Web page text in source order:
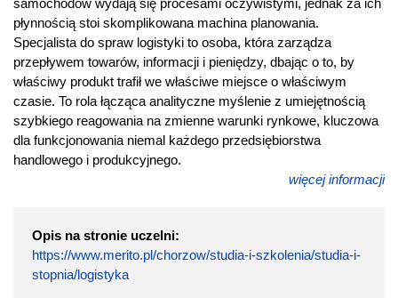
samochodów wydają się procesami oczywistymi, jednak za ich
płynnością stoi skomplikowana machina planowania.
Specjalista do spraw logistyki to osoba, która zarządza
przepływem towarów, informacji i pieniędzy, dbając o to, by
właściwy produkt trafił we właściwe miejsce o właściwym
czasie. To rola łącząca analityczne myślenie z umiejętnością
szybkiego reagowania na zmienne warunki rynkowe, kluczowa
dla funkcjonowania niemal każdego przedsiębiorstwa
handlowego i produkcyjnego.
więcej informacji
Opis na stronie uczelni:
https://www.merito.pl/chorzow/studia-i-szkolenia/studia-i-
stopnia/logistyka